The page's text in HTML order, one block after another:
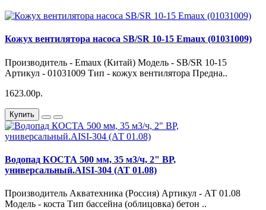
Кожух вентилятора насоса SB/SR 10-15 Emaux (01031009)
Производитель - Emaux (Китай) Модель - SB/SR 10-15
Артикул - 01031009 Тип - кожух вентилятора Предна..
1623.00р.
Купить
Водопад КОСТА 500 мм, 35 м3/ч, 2" ВР,
универсальный.AISI-304 (АТ 01.08)
Производитель Акватехника (Россия) Артикул - АТ 01.08
Модель - коста Тип бассейна (облицовка) бетон ..